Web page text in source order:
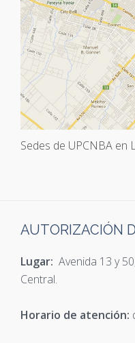
Sedes de UPCNBA en
AUTORIZACIÓN
Lugar: Avenida 13 y
Central.
Horario de atención: